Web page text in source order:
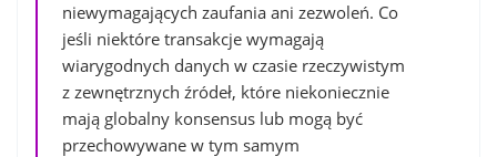
niewymagających zaufania ani zezwoleń. Co
jeśli niektóre transakcje wymagają
wiarygodnych danych w czasie rzeczywistym
z zewnętrznych źródeł, które niekoniecznie
mają globalny konsensus lub mogą być
przechowywane w tym samym